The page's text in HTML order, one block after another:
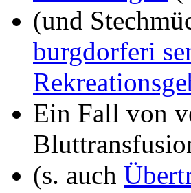
(und
burgdorferi
Ein Fall von
(s. auch